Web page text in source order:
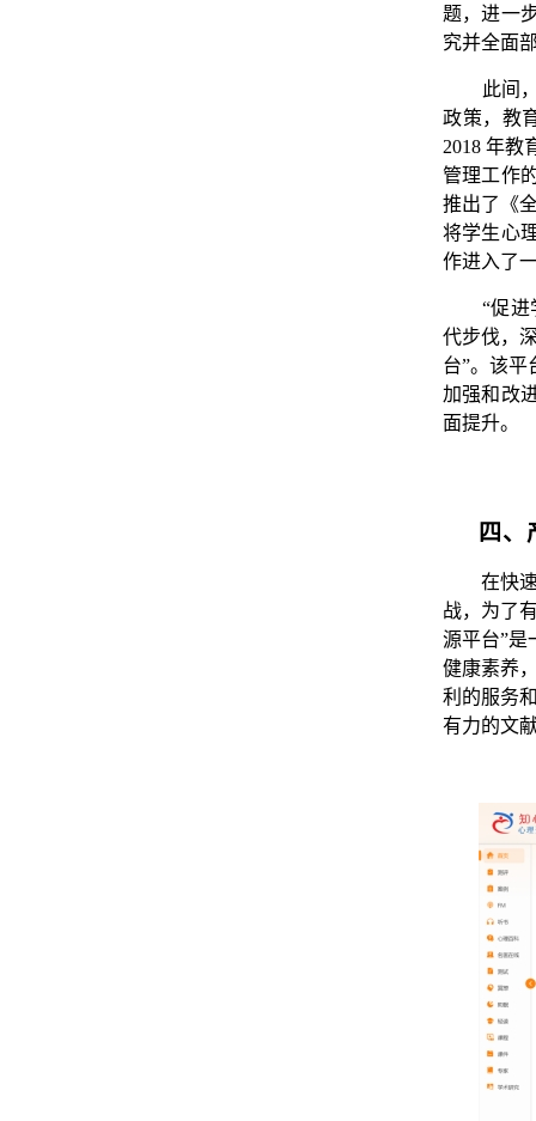
题，进一
究并全面
此间
政策， 教
2018 年教
管理工作
推出了《
将学生心
作进入了
“促进
代步伐，
台”。该平
加强和改
面提升。
四、
在快
战，为了
源平台”是
健康素养
利的服务
有力的文